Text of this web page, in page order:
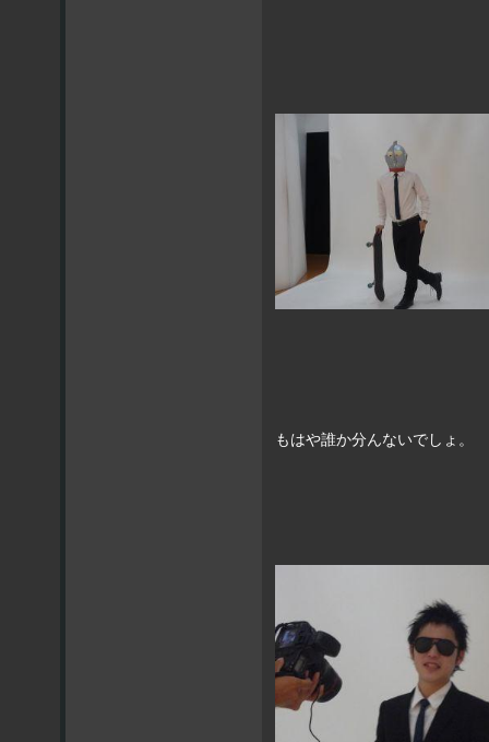
もはや誰か分んないでしょ。